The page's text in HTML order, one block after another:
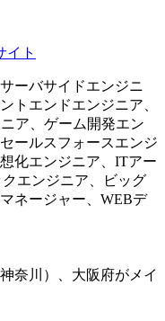
イト
ーバサイドエンジニ
トエンドエンジニア、
ア、ゲーム開発エン
ールスフォースエンジ
化エンジニア、ITアー
エンジニア、ビッグ
ネージャー、WEBデ
奈川）、大阪府がメイ